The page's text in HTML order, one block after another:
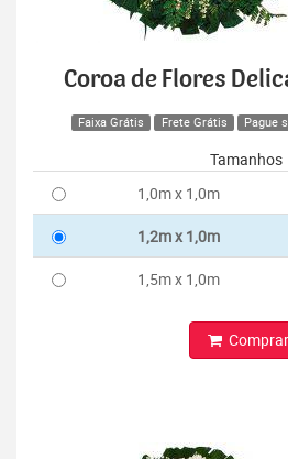
Coroa de Flores
Faixa Grátis Frete Grátis Pague
Tamanhos
1,0m x 1,0m
1,2m x 1,0m
1,5m x 1,0m
Comprar